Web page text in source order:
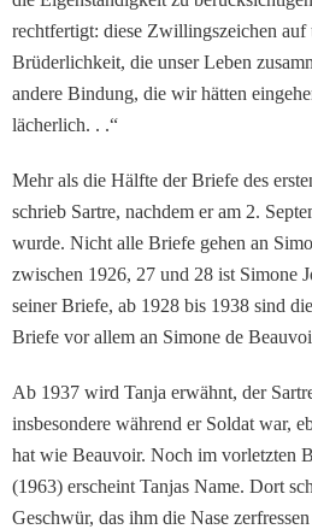
rechtfertigt: diese Zwil­lingszeichen auf
Brüderlichkeit, die unser Leben
andere Bindung, die wir hätten
lä­cherlich. . .“
Mehr als die Hälfte der Briefe des
schrieb Sartre, nachdem er am 2.
wurde. Nicht alle Briefe gehen an
zwischen 1926, 27 und 28 ist Simone
sei­ner Briefe, ab 1928 bis 1938 sind
Briefe vor allem an Simone de
Ab 1937 wird Tanja erwähnt, der
insbesondere während er Soldat war,
hat wie Beauvoir. Noch im vorletzten
(1963) er­scheint Tanjas Name. Dort
Ge­schwür, das ihm die Nase